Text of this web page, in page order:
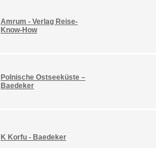
Amrum - Verlag Reise-
Know-How
Polnische Ostseeküste –
Baedeker
K Korfu - Baedeker